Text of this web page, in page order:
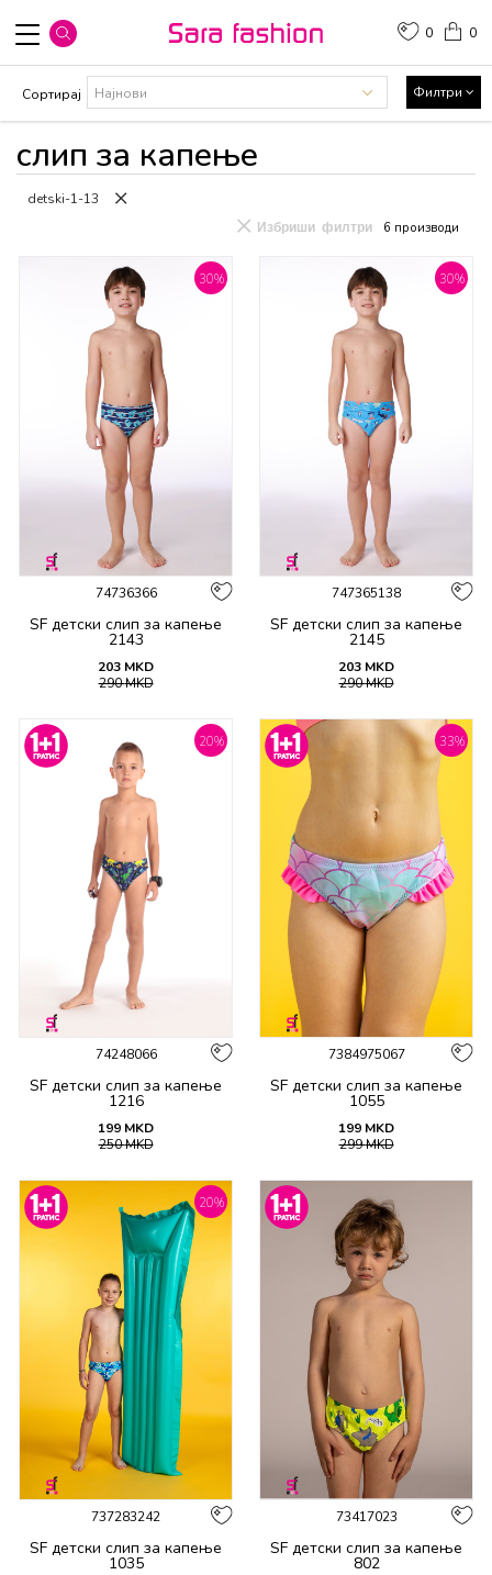
0
0
слип за капење
Сортирај Филтри
detski-1-13
6 производи
Избриши филтри
30%
74736366
SF детски слип за капење
2143
203 MKD
290MKD
30%
747365138
SF детски слип за капење
2145
203 MKD
290MKD
20%
74248066
SF детски слип за капење
1216
199 MKD
250MKD
33%
7384975067
SF детски слип за капење
1055
199 MKD
299MKD
20%
737283242
SF детски слип за капење
1035
73417023
SF детски слип за капење
802